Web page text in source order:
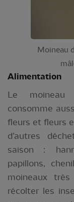
Moineau
Alimentation
Le moineau
consomme
fleurs et fleurs
d’autres
saison :
papillons,
moineaux
récolter les